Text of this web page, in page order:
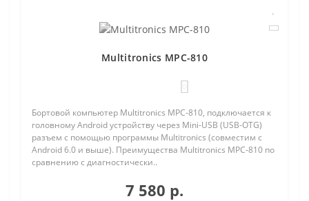
Multitronics MPC-810
Бортовой компьютер Multitronics MPC-810, подключается к
головному Android устройству через Mini-USB (USB-OTG)
разъем с помощью программы Multitronics (совместим с
Android 6.0 и выше). Преимущества Multitronics MPC-810 по
сравнению с диагностически..
7 580 р.